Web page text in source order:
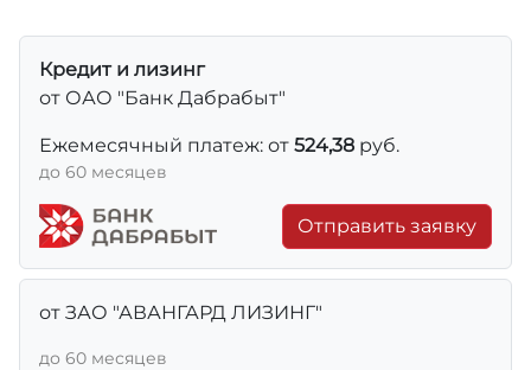
Кредит и лизинг
от ОАО "Банк Дабрабыт"
Ежемесячный платеж: от 524,38 руб.
до 60 месяцев
Отправить заявку
от ЗАО "АВАНГАРД ЛИЗИНГ"
до 60 месяцев